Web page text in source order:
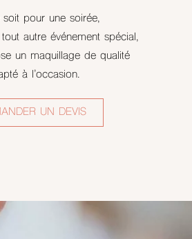
pour une soirée,
autre événement spécial,
un maquillage de qualité
à l’occasion.
UN DEVIS